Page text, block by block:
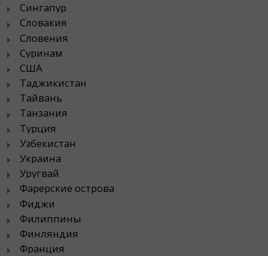
Сингапур
Словакия
Словения
Суринам
США
Таджикистан
Тайвань
Танзания
Турция
Узбекистан
Украина
Уругвай
Фарерские острова
Фиджи
Филиппины
Финляндия
Франция